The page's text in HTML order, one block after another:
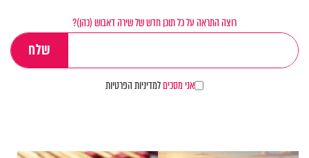
רוצה התראה על כל תוכן חדש של שירה דאבוש (כהן)?
אני מסכיםלמדיניות הפרטיות